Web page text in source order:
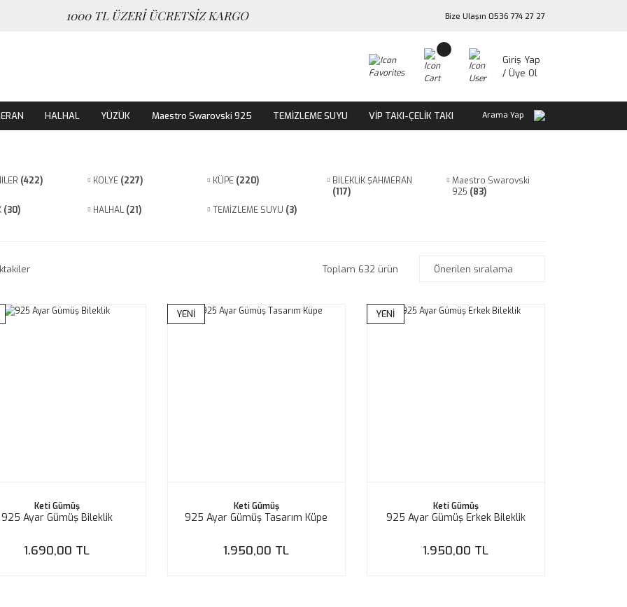
1000 TL ÜZERİ ÜCRETSİZ KARGO Bize Ulaşın 0536 774 27 27
Giriş Yap
/ Üye Ol
HALHAL YÜZÜK Maestro Swarovski 925 TEMİZLEME SUYU VİP TAKI-ÇELİK TAKI Arama Yap
(422) KOLYE (227) KÜPE (220)
BİLEKLİK ŞAHMERAN
(117)
Maestro Swarovski
925 (83)
(30) HALHAL(21) TEMİZLEME SUYU (3)
Toplam 632 ürün
Keti Gümüş
925 Ayar Gümüş Bileklik
1.690,00 TL
YENİ
Keti Gümüş
925 Ayar Gümüş Tasarım Küpe
1.950,00 TL
YENİ
Keti Gümüş
925 Ayar Gümüş Erkek Bileklik
1.950,00 TL